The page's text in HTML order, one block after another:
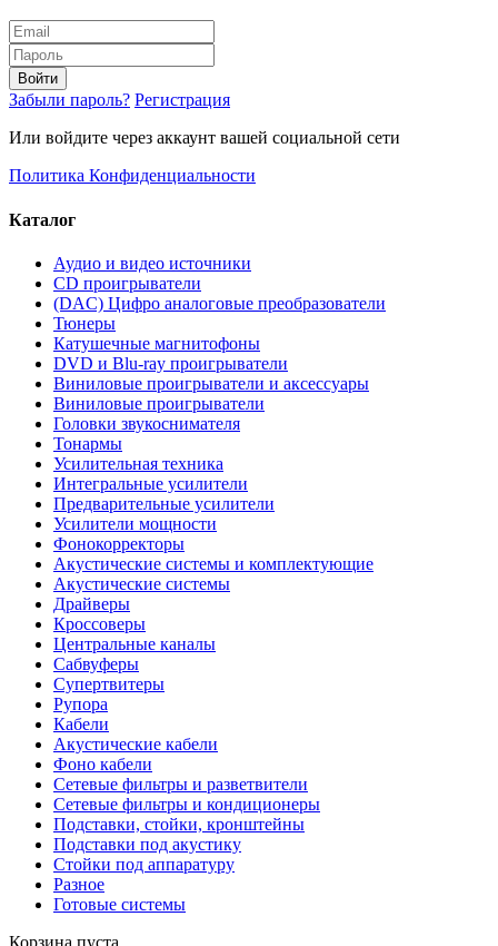
Войти
Забыли пароль? Регистрация
Или войдите через аккаунт вашей социальной сети
Политика Конфиденциальности
Каталог
Аудио и видео источники
CD проигрыватели
(DAC) Цифро аналоговые преобразователи
Тюнеры
Катушечные магнитофоны
DVD и Blu-ray проигрыватели
Виниловые проигрыватели и аксессуары
Виниловые проигрыватели
Головки звукоснимателя
Тонармы
Усилительная техника
Интегральные усилители
Предварительные усилители
Усилители мощности
Фонокорректоры
Акустические системы и комплектующие
Акустические системы
Драйверы
Кроссоверы
Центральные каналы
Сабвуферы
Супертвитеры
Рупора
Кабели
Акустические кабели
Фоно кабели
Сетевые фильтры и разветвители
Сетевые фильтры и кондиционеры
Подставки, стойки, кронштейны
Подставки под акустику
Стойки под аппаратуру
Разное
Готовые системы
Корзина пуста